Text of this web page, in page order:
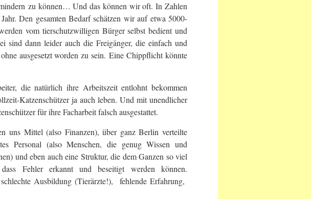
zu können… Und das können wir oft. In Zahlen
Den gesamten Bedarf schätzen wir auf etwa 5000-
vom tierschutzwilligen Bürger selbst bedient und
sind dann leider auch die Freigänger, die einfach und
ausgesetzt worden zu sein. Eine Chippflicht könnte
die natürlich ihre Arbeitszeit entlohnt bekommen
Katzenschützer ja auch leben. Und mit unendlicher
für ihre Facharbeit falsch ausgestattet.
uns Mittel (also Finanzen), über ganz Berlin verteilte
Personal (also Menschen, die genug Wissen und
und eben auch eine Struktur, die dem Ganzen so viel
Fehler erkannt und beseitigt werden können.
Ausbildung (Tierärzte!), fehlende Erfahrung,